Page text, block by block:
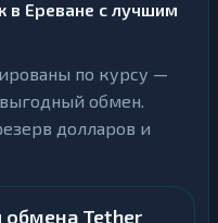
в Ереване с лучшим
по курсу —
обмен.
долларов и
Tether